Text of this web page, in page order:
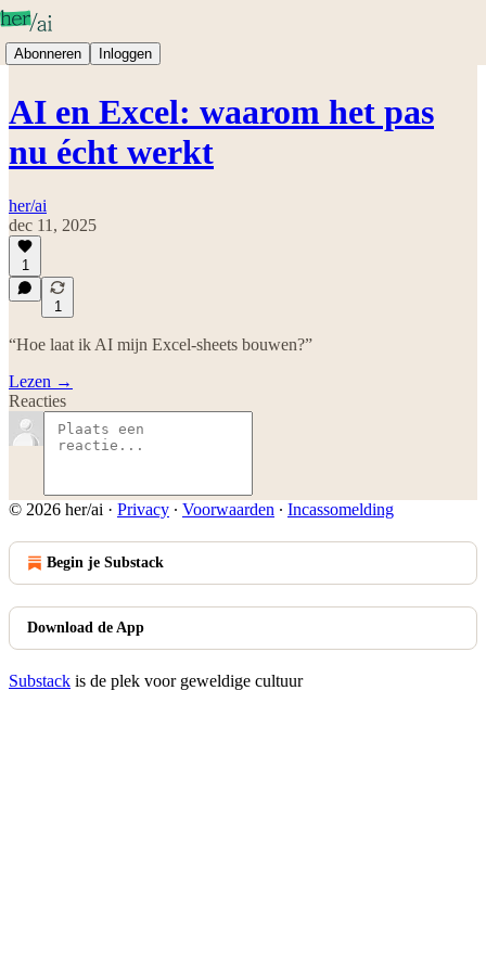
Abonneren Inloggen
AI en Excel: waarom het pas
nu écht werkt
her/ai
dec 11, 2025
1
1
“Hoe laat ik AI mijn Excel-sheets bouwen?”
Lezen →
Reacties
© 2026 her/ai · Privacy ∙ Voorwaarden ∙ Incassomelding
Begin je Substack
Download de App
Substack is de plek voor geweldige cultuur